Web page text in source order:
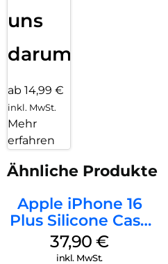
uns
darum!
ab 14,99 €
inkl. MwSt.
Mehr
erfahren
Ähnliche Produkte
Apple iPhone 16
Plus Silicone Case
MagSafe Lake
Green
37,90€
inkl. MwSt.